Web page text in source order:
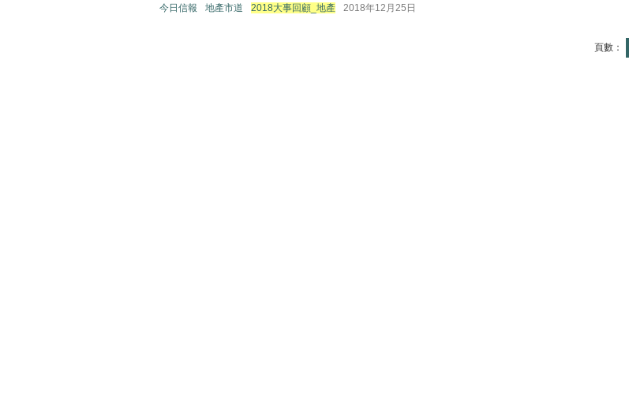
今日信報 地產市道 2018大事回顧_地產 2018年12月25日
頁數：